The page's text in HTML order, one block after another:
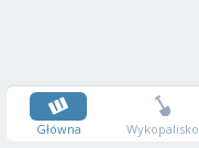
Główna Wykopalisko